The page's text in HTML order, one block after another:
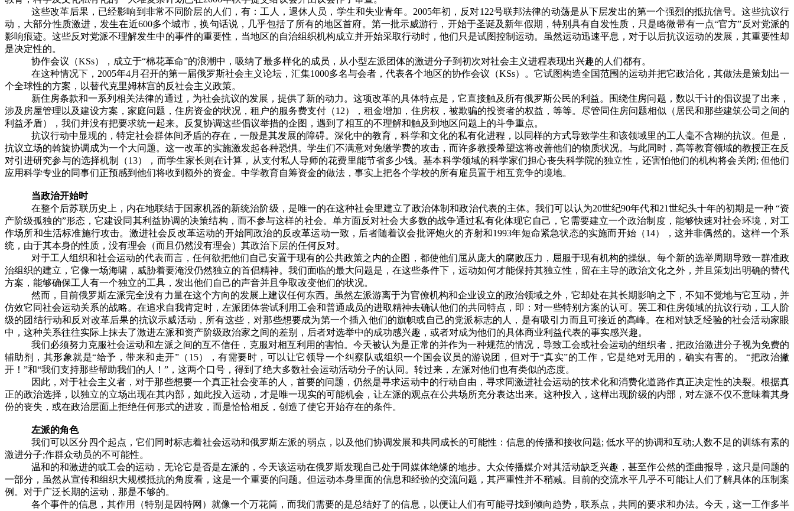
这些改革后果，已经影响到非常不同阶层的人们，有：工人，退休人员，学生和失业青年。 2005年初，反对122号联邦法律的动荡是从下层发出的第一个强烈的抵抗信号。这些抗议行
动，大部分性质激进，发生在近600多个城市，换句话说，几乎包括了所有的地区首府。第一批示威游行，开始于圣诞及新年假期，特别具有自发性质，只是略微带有一点“官方”反对党派的
影响痕迹。这些反对党派不理解发生中的事件的重要性，当地区的自治组织机构成立并开始采取行动时，他们只是试图控制运动。虽然运动迅速平息，对于以后抗议运动的发展，其重要性却
是决定性的。
协作会议（KSs），成立于“棉花革命”的浪潮中，吸纳了最多样化的成员，从小型左派团体的激进分子到初次对社会主义进程表现出兴趣的人们都有。
在这种情况下， 2005年4月召开的第一届俄罗斯社会主义论坛，汇集1000多名与会者，代表各个地区的协作会议（KSs）。它试图构造全国范围的运动并把它政治化，其做法是策划出一
个全球性的方案，以替代克里姆林宫的反社会主义政策。
新住房条款和一系列相关法律的通过，为社会抗议的发展，提供了新的动力。这项改革的具体特点是，它直接触及所有俄罗斯公民的利益。围绕住房问题，数以千计的倡议提了出来，
涉及房屋管理以及建设方案，家庭问题，住房资金的状况，租户的服务费支付（12），租金增加，住房权，被欺骗的投资者的权益，等等。尽管同住房问题相似（居民和那些建筑公司之间的
利益矛盾），我们并没有把要求统一起来。反复协调这些倡议举措的企图，遇到了相互的不理解和触及到地区问题上的斗争重点。
抗议行动中显现的，特定社会群体间矛盾的存在，一般是其发展的障碍。深化中的教育，科学和文化的私有化进程，以同样的方式导致学生和该领域里的工人毫不含糊的抗议。但是，
抗议立场的斡旋协调成为一个大问题。这一改革的实施激发起各种恐惧。学生们不满意对免缴学费的攻击，而许多教授希望这将改善他们的物质状况。与此同时，高等教育领域的教授正在反
对引进研究参与的选择机制（13），而学生家长则在计算，从支付私人导师的花费里能节省多少钱。基本科学领域的科学家们担心丧失科学院的独立性，还害怕他们的机构将会关闭; 但他们
应用科学专业的同事们正预感到他们将收到额外的资金。中学教育自筹资金的做法，事实上把各个学校的所有雇员置于相互竞争的境地。
当政治开始时
在整个后苏联历史上，内在地联结于国家机器的新统治阶级，是唯一的在这种社会里建立了政治体制和政治代表的主体。我们可以认为20世纪90年代和21世纪头十年的初期是一种 “资
产阶级孤独的”形态，它建设同其利益协调的决策结构，而不参与这样的社会。单方面反对社会大多数的战争通过私有化体现它自己，它需要建立一个政治制度，能够快速对社会环境，对工
作场所和生活标准施行攻击。激进社会反改革运动的开始同政治的反改革运动一致，后者随着议会批评炮火的齐射和1993年短命紧急状态的实施而开始（14），这并非偶然的。这样一个系
统，由于其本身的性质，没有理会（而且仍然没有理会）其政治下层的任何反对。
对于工人组织和社会运动的代表而言，任何欲把他们自己安置于现有的公共政策之内的企图，都使他们屈从庞大的腐败压力，屈服于现有机构的操纵。每个新的选举周期导致一群准政
治组织的建立，它像一场海啸，威胁着要淹没仍然独立的首倡精神。我们面临的最大问题是，在这些条件下，运动如何才能保持其独立性，留在主导的政治文化之外，并且策划出明确的替代
方案，能够确保工人有一个独立的工具，发出他们自己的声音并且争取改变他们的状况。
然而，目前俄罗斯左派完全没有力量在这个方向的发展上建议任何东西。虽然左派游离于为官僚机构和企业设立的政治领域之外，它却处在其长期影响之下，不知不觉地与它互动，并
仿效它同社会运动关系的战略。在追求自我肯定时，左派团体尝试利用工会和普通成员的进取精神去确认他们的共同特点，即：对一些特别方案的认可。罢工和住房领域的抗议行动，工人阶
级的团结行动和反对改革后果的抗议示威活动，所有这些，对那些想要成为第一个插入他们的旗帜或自己的党派标志的人，是有吸引力而且可接近的高峰。在相对缺乏经验的社会活动家眼
中，这种关系往往实际上抹去了激进左派和资产阶级政治家之间的差别，后者对选举中的成功感兴趣，或者对成为他们的具体商业利益代表的事实感兴趣。
我们必须努力克服社会运动和左派之间的互不信任，克服对相互利用的害怕。今天被认为是正常的并作为一种规范的情况，导致工会或社会运动的组织者，把政治激进分子视为免费的
辅助剂，其形象就是“给予，带来和走开”（ 15），有需要时，可以让它领导一个纠察队或组织一个国会议员的游说团，但对于“真实”的工作，它是绝对无用的，确实有害的。 “把政治撇
开！”和“我们支持那些帮助我们的人！”，这两个口号，得到了绝大多数社会运动活动分子的认同。转过来，左派对他们也有类似的态度。
因此，对于社会主义者，对于那些想要一个真正社会变革的人，首要的问题，仍然是寻求运动中的行动自由，寻求同激进社会运动的技术化和消费化道路作真正决定性的决裂。根据真
正的政治选择，以独立的立场出现在其内部，如此投入运动，才是唯一现实的可能机会，让左派的观点在公共场所充分表达出来。这种投入，这样出现阶级的内部，对左派不仅不意味着其身
份的丧失，或在政治层面上拒绝任何形式的进攻，而是恰恰相反，创造了使它开始存在的条件。
左派的角色
我们可以区分四个起点，它们同时标志着社会运动和俄罗斯左派的弱点，以及他们协调发展和共同成长的可能性：信息的传播和接收问题;低水平的协调和互动; 人数不足的训练有素的
激进分子;作群众动员的不可能性。
温和的和激进的或工会的运动，无论它是否是左派的，今天该运动在俄罗斯发现自己处于同媒体绝缘的地步。大众传播媒介对其活动缺乏兴趣，甚至作公然的歪曲报导，这只是问题的
一部分，虽然从宣传和组织大规模抵抗的角度看，这是一个重要的问题。但运动本身里面的信息和经验的交流问题，其严重性并不稍减。目前的交流水平几乎不可能让人们了解具体的压制案
例。对于广泛长期的运动，那是不够的。
各个事件的信息，其作用（特别是因特网）就像一个万花筒，而我们需要的是总结好了的信息，以便让人们有可能寻找到倾向趋势，联系点，共同的要求和办法。今天，这一工作多半